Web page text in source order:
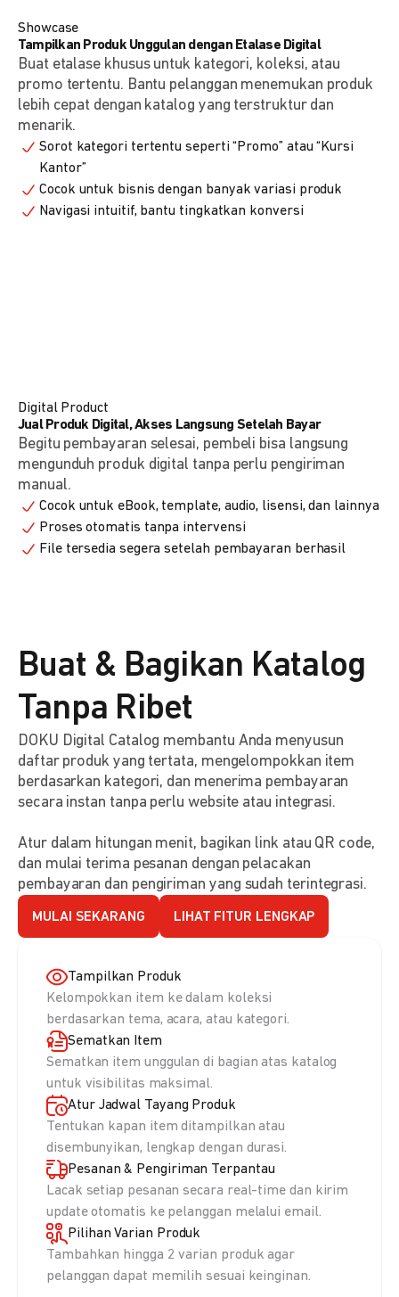
Showcase
Tampilkan Produk Unggulan dengan Etalase Digital
Buat etalase khusus untuk kategori, koleksi, atau
promo tertentu. Bantu pelanggan menemukan produk
lebih cepat dengan katalog yang terstruktur dan
menarik.
Sorot kategori tertentu seperti “Promo” atau “Kursi
Kantor”
Cocok untuk bisnis dengan banyak variasi produk
Navigasi intuitif, bantu tingkatkan konversi
Digital Product
Jual Produk Digital, Akses Langsung Setelah Bayar
Begitu pembayaran selesai, pembeli bisa langsung
mengunduh produk digital tanpa perlu pengiriman
manual.
Cocok untuk eBook, template, audio, lisensi, dan lainnya
Proses otomatis tanpa intervensi
File tersedia segera setelah pembayaran berhasil
Buat & Bagikan Katalog
Tanpa Ribet
DOKU Digital Catalog membantu Anda menyusun
daftar produk yang tertata, mengelompokkan item
berdasarkan kategori, dan menerima pembayaran
secara instan tanpa perlu website atau integrasi.
Atur dalam hitungan menit, bagikan link atau QR code,
dan mulai terima pesanan dengan pelacakan
pembayaran dan pengiriman yang sudah terintegrasi.
MULAI SEKARANG LIHAT FITUR LENGKAP
Tampilkan Produk
Kelompokkan item ke dalam koleksi
berdasarkan tema, acara, atau kategori.
Sematkan Item
Sematkan item unggulan di bagian atas katalog
untuk visibilitas maksimal.
Atur Jadwal Tayang Produk
Tentukan kapan item ditampilkan atau
disembunyikan, lengkap dengan durasi.
Pesanan & Pengiriman Terpantau
Lacak setiap pesanan secara real-time dan kirim
update otomatis ke pelanggan melalui email.
Pilihan Varian Produk
Tambahkan hingga 2 varian produk agar
pelanggan dapat memilih sesuai keinginan.